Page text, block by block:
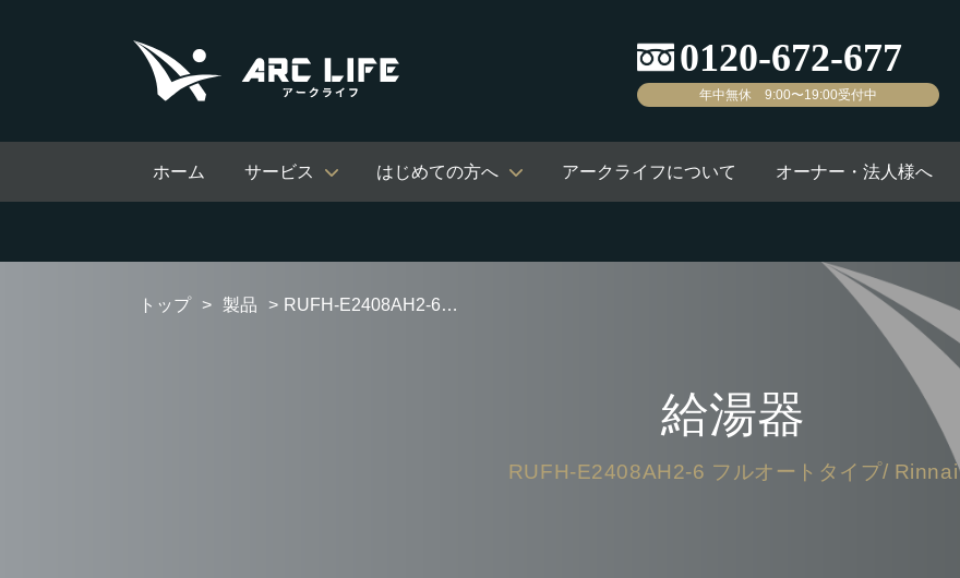
年中無休 9:00〜19:00受付中
ホーム サービス はじめての方へ アークライフについて オーナー・法人様へ
トップ 製品 RUFH-E2408AH2-6 フルオートタイプ
給湯器
RUFH-E2408AH2-6 フルオートタイプ/ Rinnai